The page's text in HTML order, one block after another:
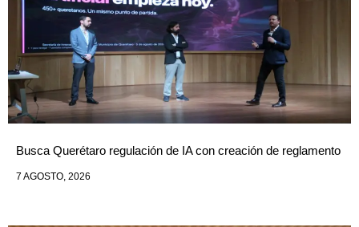
Busca Querétaro regulación de IA con creación de reglamento
7 AGOSTO, 2026